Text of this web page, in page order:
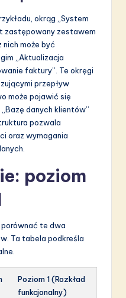
okrąg „System
zastępowany zestawem
nich może być
„Aktualizacja
faktury”. Te okręgi
przepływ
może pojawić się
danych klientów”
pozwala
oraz wymagania
poziom
porównać te dwa
Ta tabela podkreśla
Poziom 1 (Rozkład
funkcjonalny)